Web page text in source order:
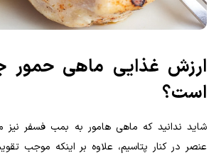
ارزش غذایی ماهی حمور
است؟
شاید ندانید که ماهی هامور به بمب فسفر
عنصر در کنار پتاسیم، علاوه بر اینکه موجب